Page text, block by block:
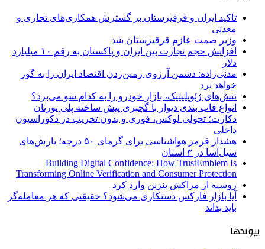
تاکید ایران و قرقیزستان بر گسترش همکاری‌های تجاری و
معدنی
وزیر صمت عازم قرقیزستان شد
افزایش حجم تجارت بین ایران و پاکستان به رقم ۱۰ میلیارد
دلار
مدنی‌زاده: دشمن آرزوی زمین‌زدن اقتصاد ایران را به گور
خواهد برد
تنش‌های ژئوپلیتیک، بازار خودرو را به کدام سو می‌برد؟
انواع قاب بندی دیوار با گچبری پیش ساخته پلی یورتان
دکارت؛ تحولی لوکس، فوری و بدون تخریب در دکوراسیون
داخلی
هشدار قرمز هواشناسی برای گرمای ۵۰ درجه؛ بارش‌های
سیل‌آسا در ۳ استان
Building Digital Confidence: How TrustEmblem Is
Transforming Online Verification and Consumer Protection
روسیه از مراکش بنزین وارد کرد
آیا بازار فارکس دستکاری می‌شود؟ حقیقتی که هر معامله‌گر
باید بداند
پیوندها